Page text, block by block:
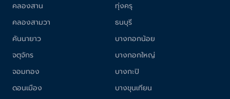
คลองสาน
คลองสามวา
คันนายาว
จตุจักร
จอมทอง
ดอนเมือง
ทุ่งครุ
ธนบุรี
บางกอกน้อย
บางกอกใหญ่
บางกะปิ
บางขุนเทียน